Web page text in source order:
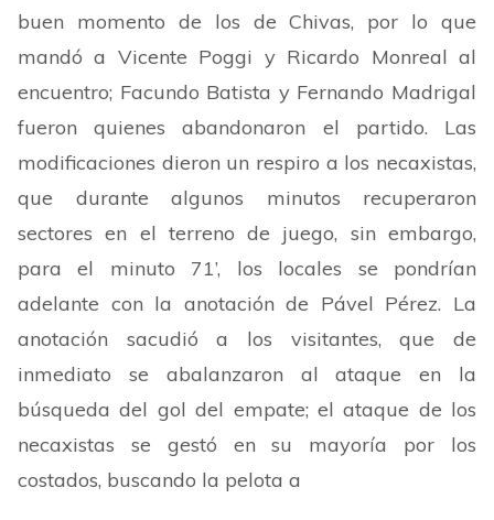
buen momento de los de Chivas, por lo que
mandó a Vicente Poggi y Ricardo Monreal al
encuentro; Facundo Batista y Fernando Madrigal
fueron quienes abandonaron el partido. Las
modificaciones dieron un respiro a los necaxistas,
que durante algunos minutos recuperaron
sectores en el terreno de juego, sin embargo,
para el minuto 71’, los locales se pondrían
adelante con la anotación de Pável Pérez. La
anotación sacudió a los visitantes, que de
inmediato se abalanzaron al ataque en la
búsqueda del gol del empate; el ataque de los
necaxistas se gestó en su mayoría por los
costados, buscando la pelota a